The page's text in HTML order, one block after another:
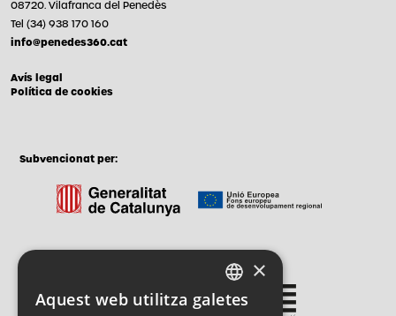
08720. Vilafranca del Penedès
Tel (34) 938 170 160
info@penedes360.cat
Avís legal
Política de cookies
Subvencionat per:
CATALAN
×
Aquest web utilitza galetes